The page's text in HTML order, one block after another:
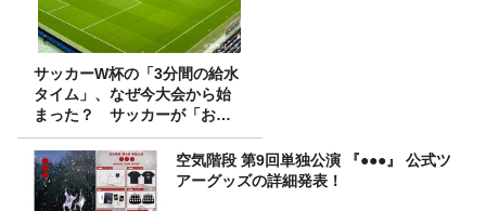
サッカーW杯の「3分間の給水
タイム」、なぜ今大会から始
まった？ サッカーが「お
金」に変わる仕組み
空気階段 第9回単独公演 『●●●』 公式ツ
アーグッズの詳細発表！